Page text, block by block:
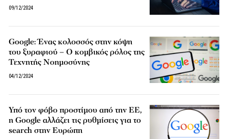
09/12/2024
Google: Ένας κολοσσός στην κόψη
του ξυραφιού – Ο κομβικός ρόλος της
Τεχνητής Νοημοσύνης
04/12/2024
Υπό τον φόβο προστίμου από την ΕΕ,
η Google αλλάζει τις ρυθμίσεις για το
search στην Ευρώπη